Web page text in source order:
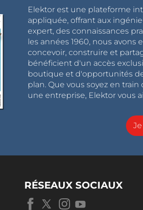
Elektor est une plateforme
appliquée, offrant aux
expert, des connaissances
les années 1960, nous
concevoir, construire et
bénéficient d'un accès
boutique et d'opportunités
plan. Que vous soyez en
une entreprise, Elektor vous
RÉSEAUX SOCIAUX